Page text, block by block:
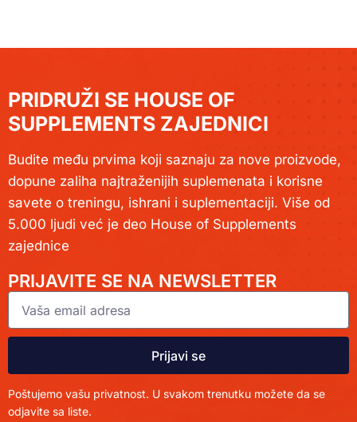
PRIDRUŽI SE HOUSE OF
SUPPLEMENTS ZAJEDNICI
Budite među prvima koji saznaju za nove proizvode,
dopune zaliha najtraženijih suplemenata i korisne
savete o treningu, ishrani i suplementaciji. Više od
5.000 ljudi već je deo House of Supplements
zajednice
PRIJAVITE SE NA NEWSLETTER
Prijavi se
Poštujemo vašu privatnost. U svakom trenutku možete da se
odjavite sa liste.